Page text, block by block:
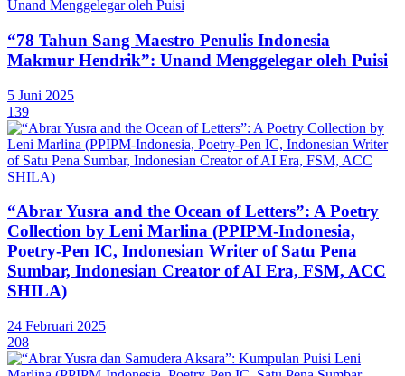
“78 Tahun Sang Maestro Penulis Indonesia
Makmur Hendrik”: Unand Menggelegar oleh Puisi
5 Juni 2025
139
“Abrar Yusra and the Ocean of Letters”: A Poetry
Collection by Leni Marlina (PPIPM-Indonesia,
Poetry-Pen IC, Indonesian Writer of Satu Pena
Sumbar, Indonesian Creator of AI Era, FSM, ACC
SHILA)
24 Februari 2025
208